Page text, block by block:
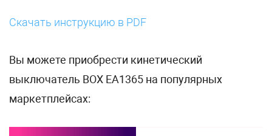
Скачать инструкцию в PDF
Вы можете приобрести кинетический
выключатель BOX EA1365 на популярных
маркетплейсах: